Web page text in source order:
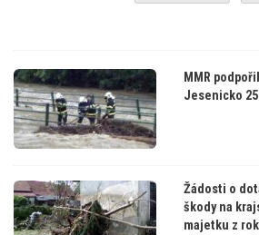
MMR
Jesenicko
Žádosti o
škody na
majetku z